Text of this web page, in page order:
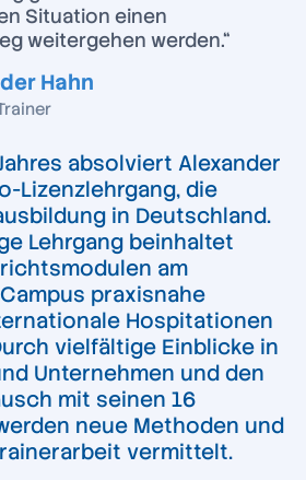
Situation einen
weitergehen werden.“
Hahn
absolviert Alexander
Lizenzlehrgang, die
in Deutschland.
Lehrgang beinhaltet
am
praxisnahe
Hospitationen
vielfältige Einblicke in
Unternehmen und den
mit seinen 16
neue Methoden und
vermittelt.